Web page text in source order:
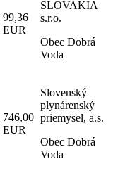
99,36
EUR
SLOVAKIA
s.r.o.
Obec Dobrá
Voda
746,00
EUR
Slovenský
plynárenský
priemysel, a.s.
Obec Dobrá
Voda